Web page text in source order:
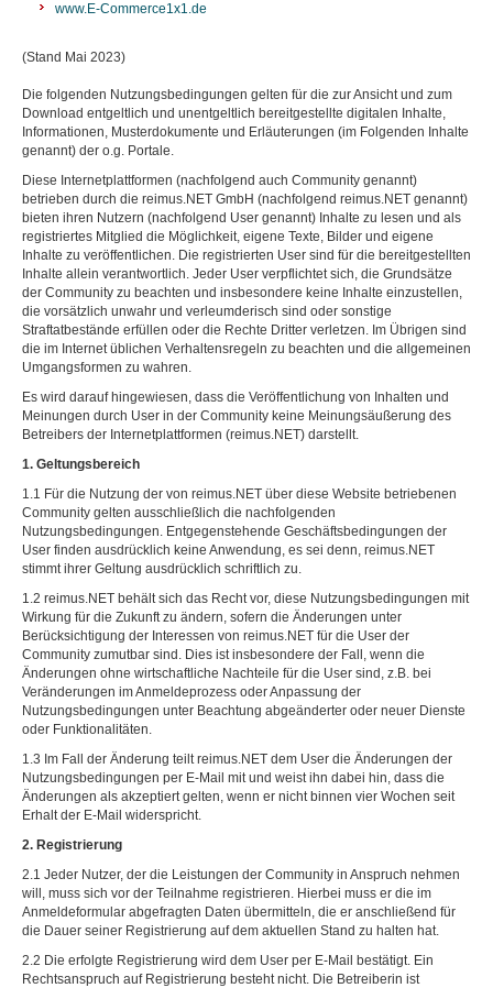
www.E-Commerce1x1.de
(Stand Mai 2023)
Die folgenden Nutzungsbedingungen gelten für die zur Ansicht und zum
Download entgeltlich und unentgeltlich bereitgestellte digitalen Inhalte,
Informationen, Musterdokumente und Erläuterungen (im Folgenden Inhalte
genannt) der o.g. Portale.
Diese Internetplattformen (nachfolgend auch Community genannt)
betrieben durch die reimus.NET GmbH (nachfolgend reimus.NET genannt)
bieten ihren Nutzern (nachfolgend User genannt) Inhalte zu lesen und als
registriertes Mitglied die Möglichkeit, eigene Texte, Bilder und eigene
Inhalte zu veröffentlichen. Die registrierten User sind für die bereitgestellten
Inhalte allein verantwortlich. Jeder User verpflichtet sich, die Grundsätze
der Community zu beachten und insbesondere keine Inhalte einzustellen,
die vorsätzlich unwahr und verleumderisch sind oder sonstige
Straftatbestände erfüllen oder die Rechte Dritter verletzen. Im Übrigen sind
die im Internet üblichen Verhaltensregeln zu beachten und die allgemeinen
Umgangsformen zu wahren.
Es wird darauf hingewiesen, dass die Veröffentlichung von Inhalten und
Meinungen durch User in der Community keine Meinungsäußerung des
Betreibers der Internetplattformen (reimus.NET) darstellt.
1. Geltungsbereich
1.1 Für die Nutzung der von reimus.NET über diese Website betriebenen
Community gelten ausschließlich die nachfolgenden
Nutzungsbedingungen. Entgegenstehende Geschäftsbedingungen der
User finden ausdrücklich keine Anwendung, es sei denn, reimus.NET
stimmt ihrer Geltung ausdrücklich schriftlich zu.
1.2 reimus.NET behält sich das Recht vor, diese Nutzungsbedingungen mit
Wirkung für die Zukunft zu ändern, sofern die Änderungen unter
Berücksichtigung der Interessen von reimus.NET für die User der
Community zumutbar sind. Dies ist insbesondere der Fall, wenn die
Änderungen ohne wirtschaftliche Nachteile für die User sind, z.B. bei
Veränderungen im Anmeldeprozess oder Anpassung der
Nutzungsbedingungen unter Beachtung abgeänderter oder neuer Dienste
oder Funktionalitäten.
1.3 Im Fall der Änderung teilt reimus.NET dem User die Änderungen der
Nutzungsbedingungen per E-Mail mit und weist ihn dabei hin, dass die
Änderungen als akzeptiert gelten, wenn er nicht binnen vier Wochen seit
Erhalt der E-Mail widerspricht.
2. Registrierung
2.1 Jeder Nutzer, der die Leistungen der Community in Anspruch nehmen
will, muss sich vor der Teilnahme registrieren. Hierbei muss er die im
Anmeldeformular abgefragten Daten übermitteln, die er anschließend für
die Dauer seiner Registrierung auf dem aktuellen Stand zu halten hat.
2.2 Die erfolgte Registrierung wird dem User per E-Mail bestätigt. Ein
Rechtsanspruch auf Registrierung besteht nicht. Die Betreiberin ist